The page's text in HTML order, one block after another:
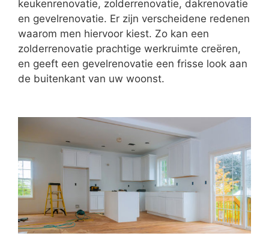
keukenrenovatie, zolderrenovatie, dakrenovatie
en gevelrenovatie. Er zijn verscheidene redenen
waarom men hiervoor kiest. Zo kan een
zolderrenovatie prachtige werkruimte creëren,
en geeft een gevelrenovatie een frisse look aan
de buitenkant van uw woonst.